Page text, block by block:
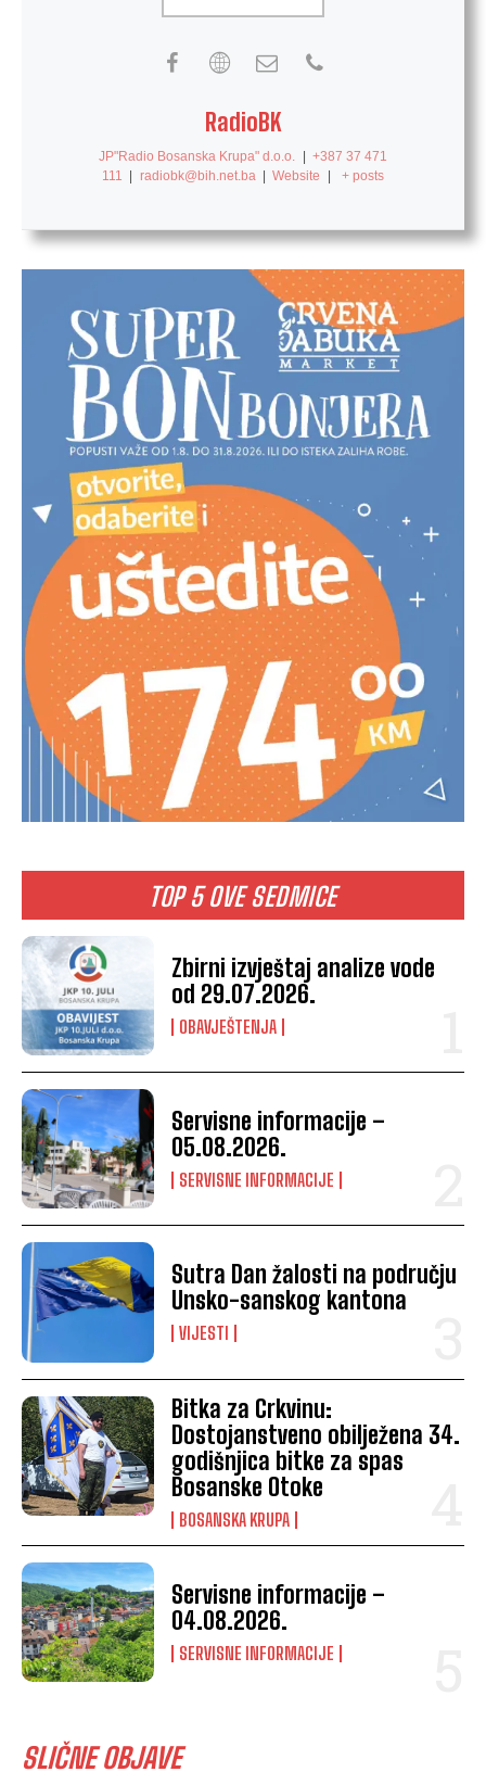
TOP 5 OVE SEDMICE
Zbirni izvještaj analize vode
od 29.07.2026.
OBAVJEŠTENJA
Servisne informacije –
05.08.2026.
SERVISNE INFORMACIJE
Sutra Dan žalosti na području
Unsko-sanskog kantona
VIJESTI
Bitka za Crkvinu:
Dostojanstveno obilježena 34.
godišnjica bitke za spas
Bosanske Otoke
BOSANSKA KRUPA
Servisne informacije –
04.08.2026.
SERVISNE INFORMACIJE
SLIČNE OBJAVE
RadioBK
JP"Radio Bosanska Krupa" d.o.o. | +387 37 471
111
| radiobk@bih.net.ba | Website | + posts